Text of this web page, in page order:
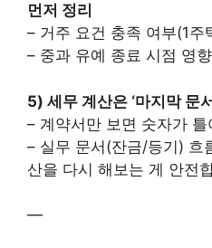
먼저 정리
– 거주 요건 충족 여부(1주
– 중과 유예 종료 시점 영
5) 세무 계산은 ‘마지막 문
– 계약서만 보면 숫자가
– 실무 문서(잔금/등기) 흐
산을 다시 해보는 게 안전
—